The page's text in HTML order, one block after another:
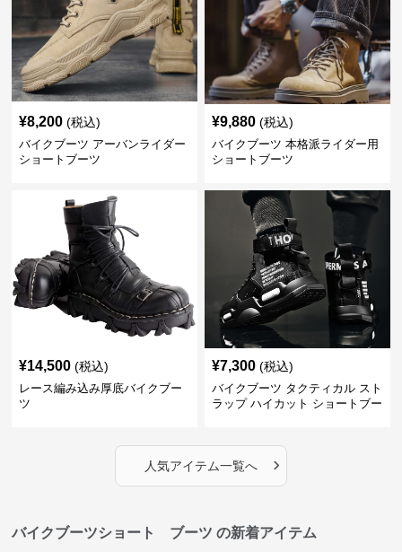
¥8,200 (税込)
バイクブーツ アーバンライダー
ショートブーツ
¥9,880 (税込)
バイクブーツ 本格派ライダー用
ショートブーツ
¥14,500 (税込)
レース編み込み厚底バイクブー
ツ
¥7,300 (税込)
バイクブーツ タクティカル スト
ラップ ハイカット ショートブー
人気アイテム一覧へ ›
バイクブーツショート ブーツ の新着アイテム